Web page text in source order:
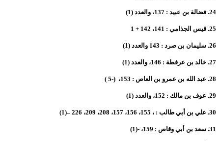
24. فضالة بن عبيد : 137، والعدد (1)
25. قيس الجذامي : 141، 142 + 1
26. سليمان بن صرد : 143 والعدد (1)
27. خالد بن عرفطة : 146، والعدد (1)
28. عبد الله بن عمرو بن العاص : 153، (-5 )
29. عوف بن مالك : 152، والعدد (1)
30. علي بن أبي طالب : ، 155، 156، 157، 208، 209، 226 –
(1)
31. سعد بن أبي وقاص : 159، -(1)